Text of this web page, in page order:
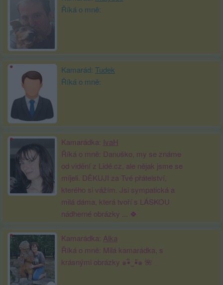
Říká o mně:
Kamarád: Tudek
Říká o mně:
Kamarádka: IvaH
Říká o mně: Danuško, my se známe
od vidění z Lidé.cz, ale nějak jsme se
míjeli. DĚKUJI za Tvé přátelství,
kterého si vážím. Jsi sympatická a
milá dáma, která tvoří s LÁSKOU
nádherné obrázky ... 🍀
Kamarádka: Alka
Říká o mně: Milá kamarádka, s
krásnými obrázky ๑•ิ‿•ั๑ 🌺